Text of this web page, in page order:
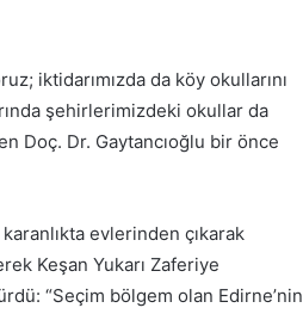
iktidarımızda da köy okullarını
şehirlerimizdeki okullar da
Doç. Dr. Gaytancıoğlu bir önce
evlerinden çıkarak
Keşan Yukarı Zaferiye
“Seçim bölgem olan Edirne’nin